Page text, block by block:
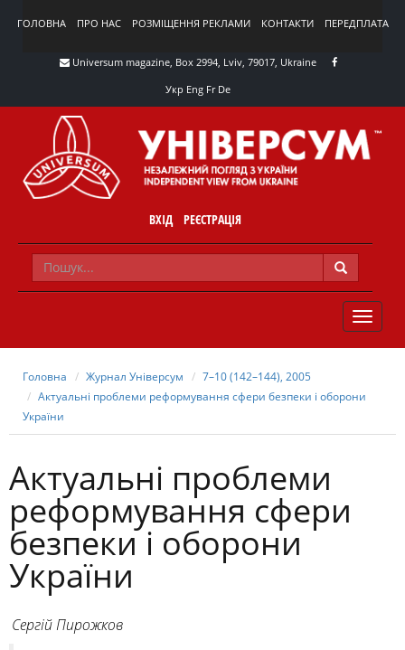
ГОЛОВНА ПРО НАС РОЗМІЩЕННЯ РЕКЛАМИ КОНТАКТИ ПЕРЕДПЛАТА
Universum magazine, Box 2994, Lviv, 79017, Ukraine
Укр Eng Fr De
ВХІД РЕЄСТРАЦІЯ
TOGGLE
Головна Журнал Універсум
7–10 (142–144), 2005
Актуальні проблеми реформування сфери безпеки і оборони
України
Актуальні проблеми
реформування сфери
безпеки і оборони
України
Сергій Пирожков